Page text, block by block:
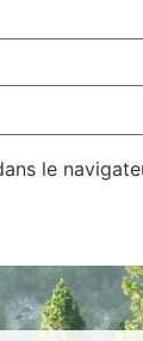
le